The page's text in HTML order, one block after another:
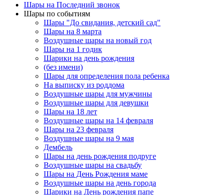
Шары на Последний звонок
Шары по событиям
Шары "До свидания, детский сад"
Шары на 8 марта
Воздушные шары на новый год
Шары на 1 годик
Шарики на день рождения
(без имени)
Шары для определения пола ребенка
На выписку из роддома
Воздушные шары для мужчины
Воздушные шары для девушки
Шары на 18 лет
Воздушные шары на 14 февраля
Шары на 23 февраля
Воздушные шары на 9 мая
Дембель
Шары на день рождения подруге
Воздушные шары на свадьбу
Шары на День Рождения маме
Воздушные шары на день города
Шарики на День рождения папе